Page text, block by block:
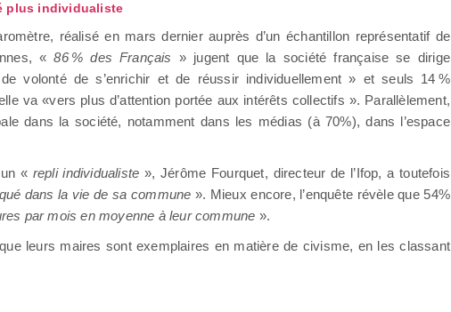
plus individualiste
réalisé en mars dernier auprès d’un échantillon représentatif de
«86 % des Français » jugent que la société française se dirige
volonté de s’enrichir et de réussir individuellement » et seuls 14 %
va «vers plus d’attention portée aux intérêts collectifs ». Parallèlement,
dans la société, notamment dans les médias (à 70%), dans l’espace
« repli individualiste », Jérôme Fourquet, directeur de l’Ifop, a toutefois
dans la vie de sa commune ». Mieux encore, l’enquête révèle que 54%
par mois en moyenne à leur commune ».
leurs maires sont exemplaires en matière de civisme, en les classant